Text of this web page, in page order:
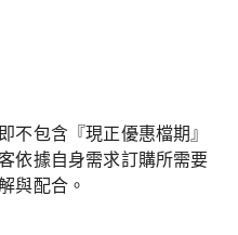
不包含『現正優惠檔期』
依據自身需求訂購所需要
與配合。